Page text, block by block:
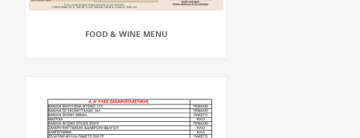
FOOD & WINE MENU